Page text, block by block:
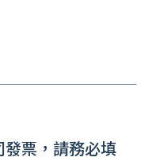
票，請務必填